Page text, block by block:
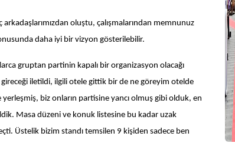
oluştu, çalışmalarından memnunuz
daha iyi bir vizyon gösterilebilir.
gruptan partinin kapalı bir organizasyon olacağı
gireceği iletildi, ilgili otele gittik bir de ne göreyim otelde
biz onların partisine yancı olmuş gibi olduk, en
Masa düzeni ve konuk listesine bu kadar uzak
Üstelik bizim standı temsilen 9 kişiden sadece ben